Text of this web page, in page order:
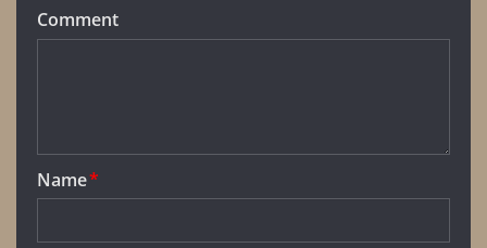
Comment
Name*